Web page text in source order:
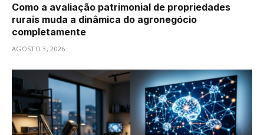
Como a avaliação patrimonial de propriedades
rurais muda a dinâmica do agronegócio
completamente
AGOSTO 3, 2026